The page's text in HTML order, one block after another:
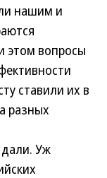
нашим и
этом вопросы
ставили их в
разных
Уж